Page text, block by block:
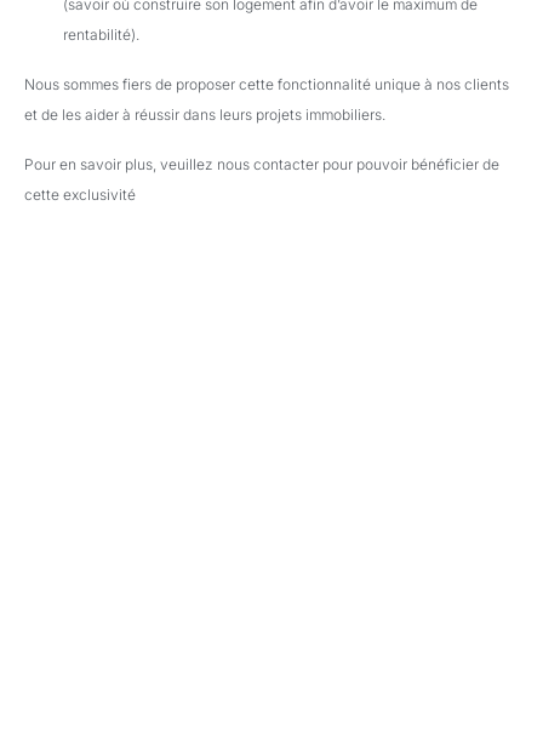
(savoir où construire son logement afin d’avoir le maximum de
rentabilité).
Nous sommes fiers de proposer cette fonctionnalité unique à nos clients
et de les aider à réussir dans leurs projets immobiliers.
Pour en savoir plus, veuillez nous contacter pour pouvoir bénéficier de
cette exclusivité